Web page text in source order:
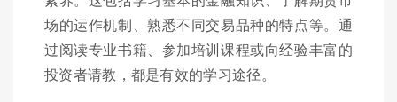
场的运作机制、熟悉不同交易品种的特点等。通
过阅读专业书籍、参加培训课程或向经验丰富的
投资者请教，都是有效的学习途径。